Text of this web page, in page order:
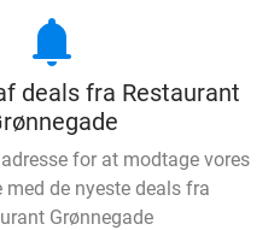
notifications
deals fra Restaurant
for at modtage vores
med de nyeste deals fra
Grønnegade